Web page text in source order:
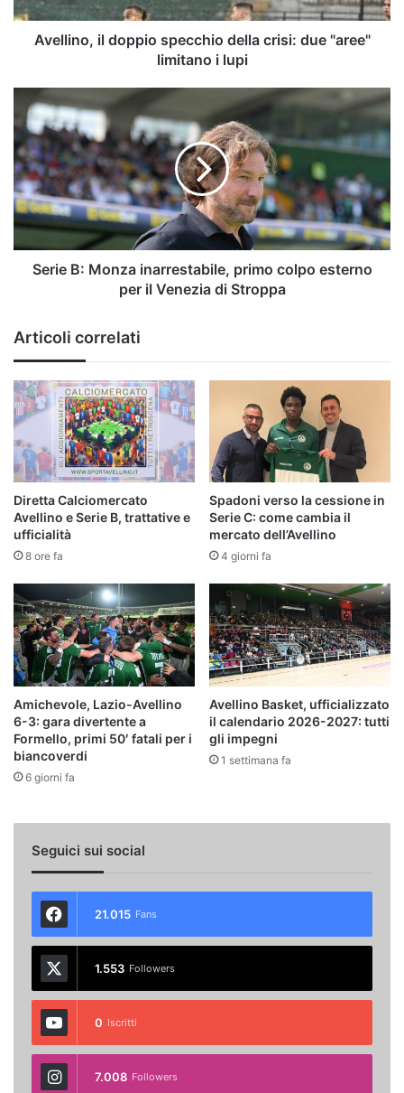
limitano
Avellino, il doppio specchio della crisi: due "aree"
limitano i lupi
Monza
inarrestabile,
primo
colpo
esterno
per
il
Venezia
Serie B: Monza inarrestabile, primo colpo esterno
per il Venezia di Stroppa
Articoli correlati
Diretta Calciomercato
Avellino e Serie B, trattative e
ufficialità
8 ore fa
Spadoni verso la cessione in
Serie C: come cambia il
mercato dell’Avellino
4 giorni fa
Amichevole, Lazio-Avellino
6-3: gara divertente a
Formello, primi 50′ fatali per i
biancoverdi
6 giorni fa
Avellino Basket, ufficializzato
il calendario 2026-2027: tutti
gli impegni
1 settimana fa
Seguici sui social
21.015 Fans
1.553 Followers
0 Iscritti
7.008 Followers